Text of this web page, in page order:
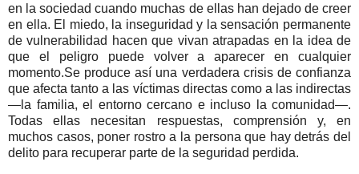
en la sociedad cuando muchas de ellas han dejado de creer
en ella. El miedo, la inseguridad y la sensación permanente
de vulnerabilidad hacen que vivan atrapadas en la idea de
que el peligro puede volver a aparecer en cualquier
momento.Se produce así una verdadera crisis de confianza
que afecta tanto a las víctimas directas como a las indirectas
—la familia, el entorno cercano e incluso la comunidad—.
Todas ellas necesitan respuestas, comprensión y, en
muchos casos, poner rostro a la persona que hay detrás del
delito para recuperar parte de la seguridad perdida.